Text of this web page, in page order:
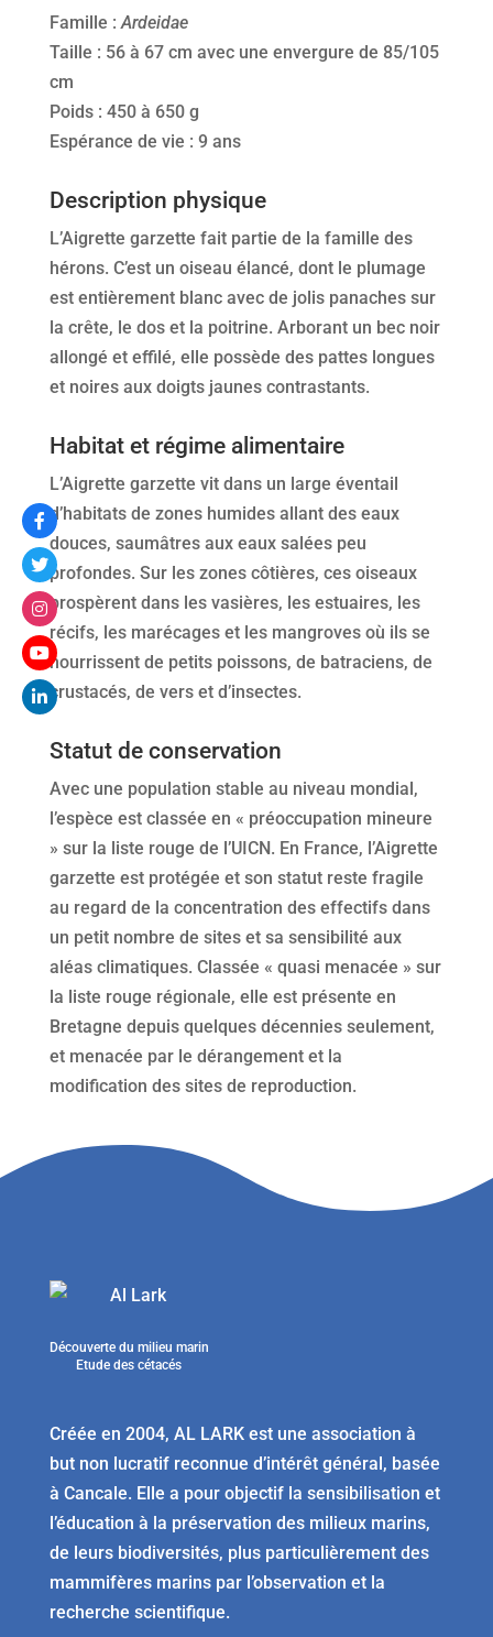
Famille :Ardeidae
Taille : 56 à 67 cm avec une envergure de 85/105
cm
Poids : 450 à 650 g
Espérance de vie : 9 ans
Description physique
L’Aigrette garzette fait partie de la famille des
hérons. C’est un oiseau élancé, dont le plumage
est entièrement blanc avec de jolis panaches sur
la crête, le dos et la poitrine. Arborant un bec noir
allongé et effilé, elle possède des pattes longues
et noires aux doigts jaunes contrastants.
Habitat et régime alimentaire
L’Aigrette garzette vit dans un large éventail
d’habitats de zones humides allant des eaux
douces, saumâtres aux eaux salées peu
profondes. Sur les zones côtières, ces oiseaux
prospèrent dans les vasières, les estuaires, les
récifs, les marécages et les mangroves où ils se
nourrissent de petits poissons, de batraciens, de
crustacés, de vers et d’insectes.
Statut de conservation
Avec une population stable au niveau mondial,
l’espèce est classée en « préoccupation mineure
» sur la liste rouge de l’UICN. En France, l’Aigrette
garzette est protégée et son statut reste fragile
au regard de la concentration des effectifs dans
un petit nombre de sites et sa sensibilité aux
aléas climatiques. Classée « quasi menacée » sur
la liste rouge régionale, elle est présente en
Bretagne depuis quelques décennies seulement,
et menacée par le dérangement et la
modification des sites de reproduction.
Découverte du milieu marin
Etude des cétacés
Créée en 2004, AL LARK est une association à
but non lucratif reconnue d’intérêt général, basée
à Cancale. Elle a pour objectif la sensibilisation et
l’éducation à la préservation des milieux marins,
de leurs biodiversités, plus particulièrement des
mammifères marins par l’observation et la
recherche scientifique.